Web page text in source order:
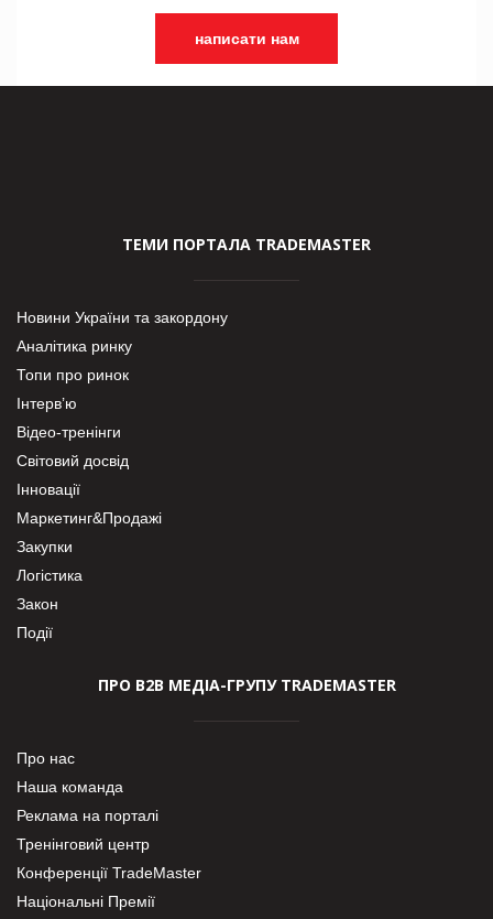
написати нам
ТЕМИ ПОРТАЛА TRADEMASTER
Новини України та закордону
Аналітика ринку
Топи про ринок
Інтерв’ю
Відео-тренінги
Світовий досвід
Інновації
Маркетинг&Продажі
Закупки
Логістика
Закон
Події
ПРО В2В МЕДІА-ГРУПУ TRADEMASTER
Про нас
Наша команда
Реклама на порталі
Тренінговий центр
Конференції TradeMaster
Національні Премії